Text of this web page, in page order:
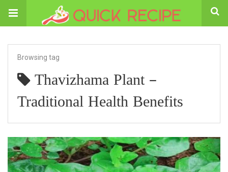
Browsing tag
Thavizhama Plant –
Traditional Health Benefits